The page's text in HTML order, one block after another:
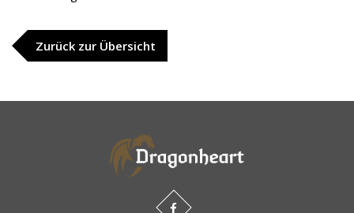
Zurück zur Übersicht